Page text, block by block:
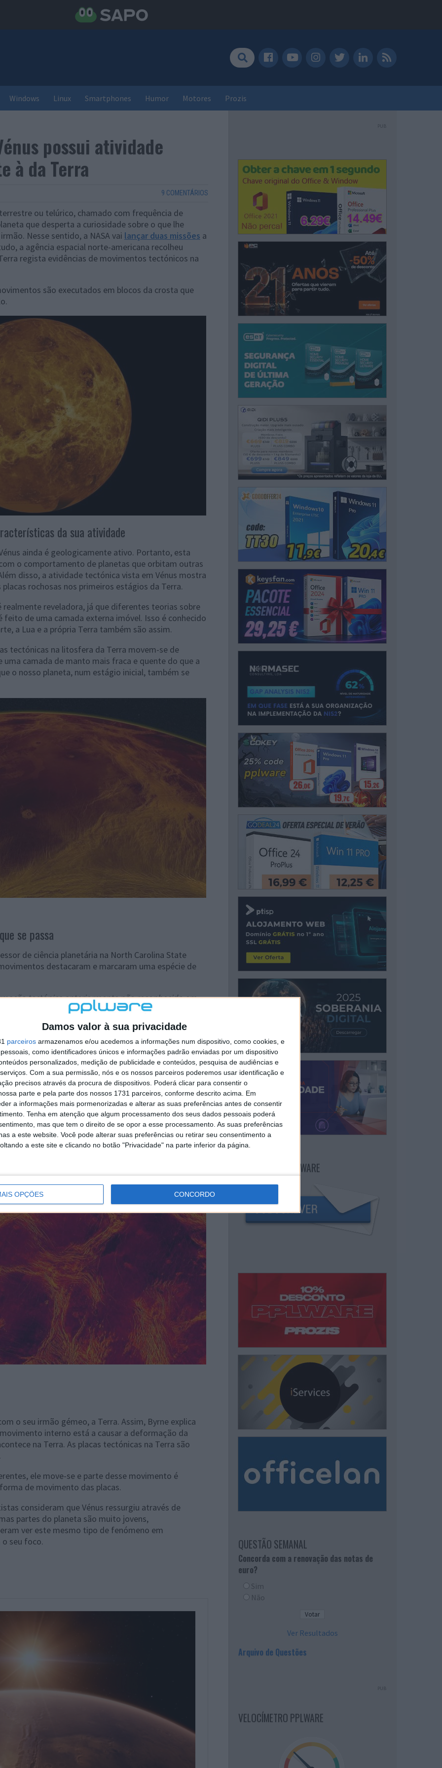
Damos valor à sua privacidade
parceiros armazenamos e/ou acedemos a informações num dispositivo, como cookies, e
como identificadores únicos e informações padrão enviadas por um dispositivo
personalizados, medição de publicidade e conteúdos, pesquisa de audiências e
Com a sua permissão, nós e os nossos parceiros poderemos usar identificação e
precisos através da procura de dispositivos. Poderá clicar para consentir o
parte e pela parte dos nossos 1731 parceiros, conforme descrito acima. Em
a informações mais pormenorizadas e alterar as suas preferências antes de consentir
Tenha em atenção que algum processamento dos seus dados pessoais poderá
mas que tem o direito de se opor a esse processamento. As suas preferências
a este website. Você pode alterar suas preferências ou retirar seu consentimento a
a este site e clicando no botão "Privacidade" na parte inferior da página.
OPÇÕES CONCORDO
Windows Linux Smartphones Humor Motores Prozis
possui atividade
à da Terra
9 COMENTÁRIOS
ou telúrico, chamado com frequência de
que desperta a curiosidade sobre o que lhe
Nesse sentido, a NASA vai lançar duas missões a
a agência espacial norte-americana recolheu
regista evidências de movimentos tectónicos na
são executados em blocos da crosta que
da sua atividade
ainda é geologicamente ativo. Portanto, esta
o comportamento de planetas que orbitam outras
disso, a atividade tectónica vista em Vénus mostra
rochosas nos primeiros estágios da Terra.
reveladora, já que diferentes teorias sobre
feito de uma camada externa imóvel. Isso é conhecido
a Lua e a própria Terra também são assim.
tectónicas na litosfera da Terra movem-se de
camada de manto mais fraca e quente do que a
o nosso planeta, num estágio inicial, também se
se passa
de ciência planetária na North Carolina State
destacaram e marcaram uma espécie de
tectónica anteriormente não reconhecido em
interno, assim como na Terra. Embora difira
na Terra, ainda é uma evidência de que o movimento
planeta.
estes dados.
usou imagens do radar embutido na missão
capazes de mapear a superfície de Vénus. Assim,
de planícies do planeta vizinho.
específicas onde havia grandes blocos da
é, estavam a separar-se, a empurrar, a girar e
é semelhante a "blocos de gelo a partir
o seu irmão gémeo, a Terra. Assim, Byrne explica
interno está a causar a deformação da
na Terra. As placas tectónicas na Terra são
ele move-se e parte desse movimento é
de movimento das placas.
consideram que Vénus ressurgiu através de
partes do planeta são muito jovens,
ver este mesmo tipo de fenómeno em
seu foco.
PUB
NEWSLETTER PPLWARE
QUESTÃO SEMANAL
Concorda com a renovação das notas de
euro?
Sim
Não
Ver Resultados
Arquivo de Questões
PUB
VELOCÍMETRO PPLWARE